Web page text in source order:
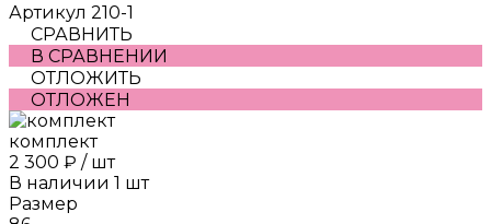
Артикул 210-1
СРАВНИТЬ
В СРАВНЕНИИ
ОТЛОЖИТЬ
ОТЛОЖЕН
комплект
2 300 ₽ / шт
В наличии 1 шт
Размер